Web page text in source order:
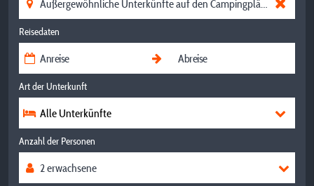
Reisedaten
Art der Unterkunft
Alle Unterkünfte
Anzahl der Personen